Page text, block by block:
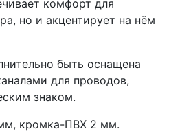
комфорт для
но и акцентирует на нём
быть оснащена
для проводов,
знаком.
кромка-ПВХ 2 мм.